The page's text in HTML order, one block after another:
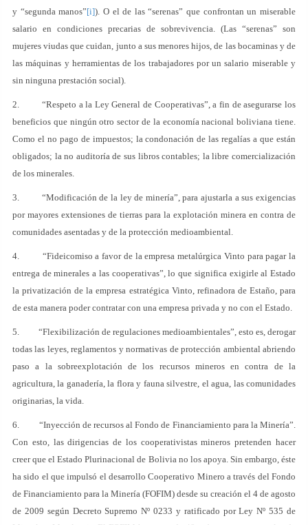
y “segunda manos”[i]). O el de las “serenas” que confrontan un miserable
salario en condiciones precarias de sobrevivencia. (Las “serenas” son
mujeres viudas que cuidan, junto a sus menores hijos, de las bocaminas y de
las máquinas y herramientas de los trabajadores por un salario miserable y
sin ninguna prestación social).
2. “Respeto a la Ley General de Cooperativas”, a fin de asegurarse los
beneficios que ningún otro sector de la economía nacional boliviana tiene.
Como el no pago de impuestos; la condonación de las regalías a que están
obligados; la no auditoría de sus libros contables; la libre comercialización
de los minerales.
3. “Modificación de la ley de minería”, para ajustarla a sus exigencias
por mayores extensiones de tierras para la explotación minera en contra de
comunidades asentadas y de la protección medioambiental.
4. “Fideicomiso a favor de la empresa metalúrgica Vinto para pagar la
entrega de minerales a las cooperativas”, lo que significa exigirle al Estado
la privatización de la empresa estratégica Vinto, refinadora de Estaño, para
de esta manera poder contratar con una empresa privada y no con el Estado.
5. “Flexibilización de regulaciones medioambientales”, esto es, derogar
todas las leyes, reglamentos y normativas de protección ambiental abriendo
paso a la sobreexplotación de los recursos mineros en contra de la
agricultura, la ganadería, la flora y fauna silvestre, el agua, las comunidades
originarias, la vida.
6. “Inyección de recursos al Fondo de Financiamiento para la Minería”.
Con esto, las dirigencias de los cooperativistas mineros pretenden hacer
creer que el Estado Plurinacional de Bolivia no los apoya. Sin embargo, éste
ha sido el que impulsó el desarrollo Cooperativo Minero a través del Fondo
de Financiamiento para la Minería (FOFIM) desde su creación el 4 de agosto
de 2009 según Decreto Supremo Nº 0233 y ratificado por Ley Nº 535 de